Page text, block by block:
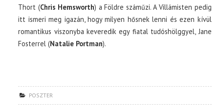
Thort (Chris Hemsworth) a Földre száműzi. A Villámisten pedig
itt ismeri meg igazán, hogy milyen hősnek lenni és ezen kívül
romantikus viszonyba keveredik egy fiatal tudóshölggyel, Jane
Fosterrel (Natalie Portman).
POSZTER